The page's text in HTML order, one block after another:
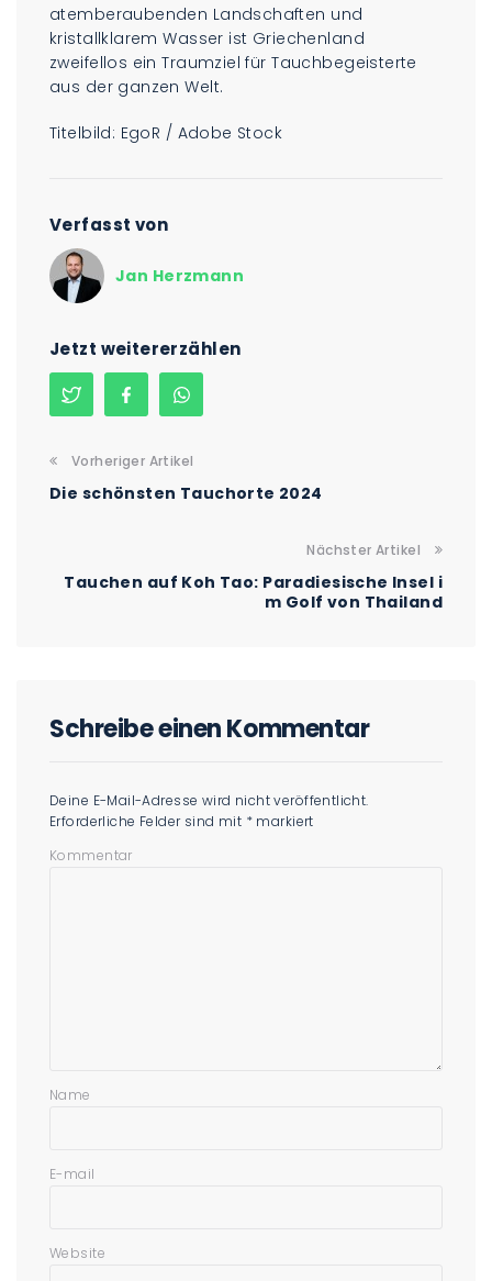
atemberaubenden Landschaften und
kristallklarem Wasser ist Griechenland
zweifellos ein Traumziel für Tauchbegeisterte
aus der ganzen Welt.
Titelbild: EgoR / Adobe Stock
Verfasst von
Jan Herzmann
Jetzt weitererzählen
Vorheriger Artikel
Die schönsten Tauchorte 2024
Nächster Artikel
Tauchen auf Koh Tao: Paradiesische Insel i
m Golf von Thailand
Schreibe einen Kommentar
Deine E-Mail-Adresse wird nicht veröffentlicht.
Erforderliche Felder sind mit * markiert
Kommentar
Name
E-mail
Website